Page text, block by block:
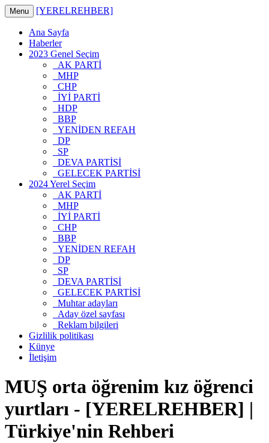
Menu [YERELREHBER]
Ana Sayfa
Haberler
2023 Genel Seçim
AK PARTİ
MHP
CHP
İYİ PARTİ
HDP
BBP
YENİDEN REFAH
DP
SP
DEVA PARTİSİ
GELECEK PARTİSİ
2024 Yerel Seçim
AK PARTİ
MHP
İYİ PARTİ
CHP
BBP
YENİDEN REFAH
DP
SP
DEVA PARTİSİ
GELECEK PARTİSİ
Muhtar adayları
Aday özel sayfası
Reklam bilgileri
Gizlilik politikası
Künye
İletişim
MUŞ orta öğrenim kız öğrenci
yurtları - [YERELREHBER] |
Türkiye'nin Rehberi